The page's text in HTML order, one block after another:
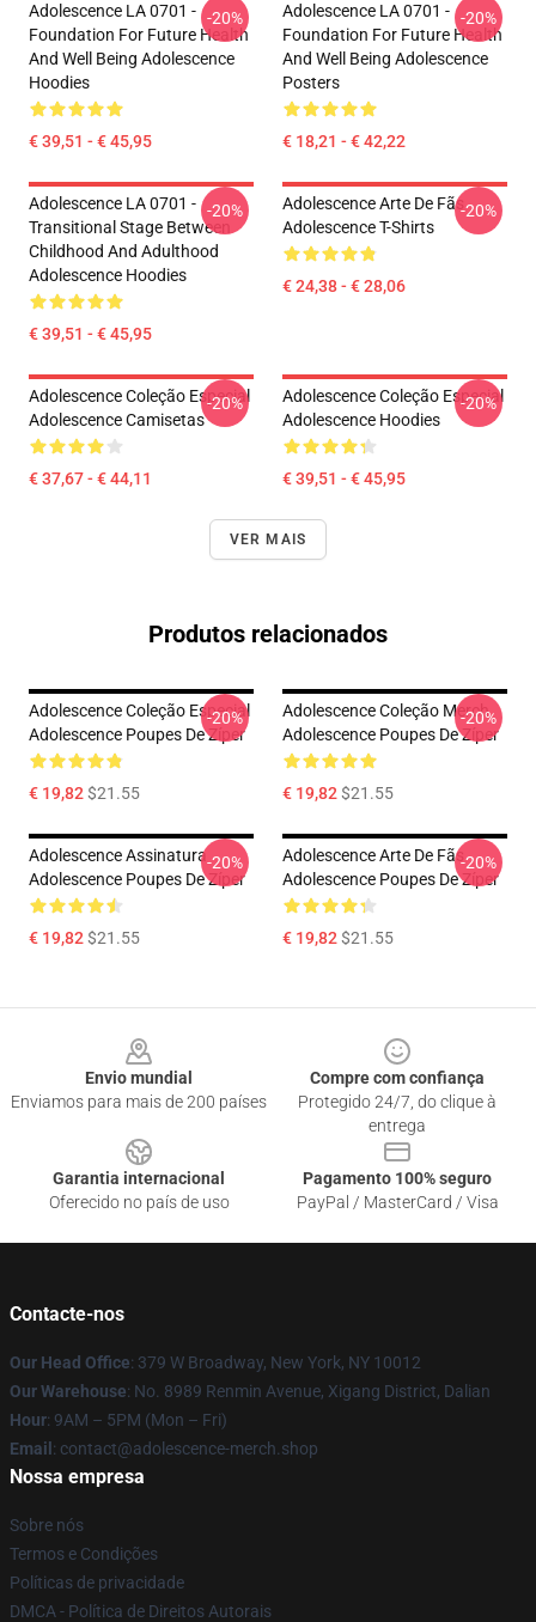
Adolescence LA 0701 -
Foundation For Future Health
And Well Being Adolescence
Hoodies
€ 39,51 - € 45,95
-20%
Adolescence LA 0701 -
Foundation For Future Health
And Well Being Adolescence
Posters
€ 18,21 - € 42,22
-20%
Adolescence LA 0701 -
Transitional Stage Between
Childhood And Adulthood
Adolescence Hoodies
€ 39,51 - € 45,95
-20%
Adolescence Arte De Fãs
Adolescence T-Shirts
€ 24,38 - € 28,06
-20%
Adolescence Coleção Especial
Adolescence Camisetas
€ 37,67 - € 44,11
-20%
Adolescence Coleção Especial
Adolescence Hoodies
€ 39,51 - € 45,95
-20%
VER MAIS
Produtos relacionados
Adolescence Coleção Especial
Adolescence Poupes De Zíper
€ 19,82$21.55
-20%
Adolescence Coleção Merch
Adolescence Poupes De Zíper
€ 19,82$21.55
-20%
Adolescence Assinatura
Adolescence Poupes De Zíper
€ 19,82$21.55
-20%
Adolescence Arte De Fãs
Adolescence Poupes De Zíper
€ 19,82$21.55
-20%
Envio mundial
Enviamos para mais de 200 países
Compre com confiança
Protegido 24/7, do clique à
entrega
Garantia internacional
Oferecido no país de uso
Pagamento 100% seguro
PayPal / MasterCard / Visa
Contacte-nos
Our Head Office: 379 W Broadway, New York, NY 10012
Our Warehouse: No. 8989 Renmin Avenue, Xigang District, Dalian
Hour: 9AM – 5PM (Mon – Fri)
Email : contact@adolescence-merch.shop
Nossa empresa
Sobre nós
Termos e Condições
Políticas de privacidade
DMCA - Política de Direitos Autorais